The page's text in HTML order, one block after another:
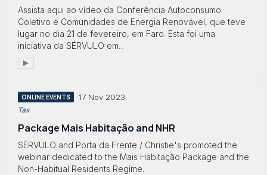
Assista aqui ao vídeo da Conferência Autoconsumo
Coletivo e Comunidades de Energia Renovável, que teve
lugar no dia 21 de fevereiro, em Faro. Esta foi uma
iniciativa da SÉRVULO em...
ONLINE EVENTS 17 Nov 2023
Tax
Package Mais Habitação and NHR
SÉRVULO and Porta da Frente / Christie's promoted the
webinar dedicated to the Mais Habitação Package and the
Non-Habitual Residents Regime.